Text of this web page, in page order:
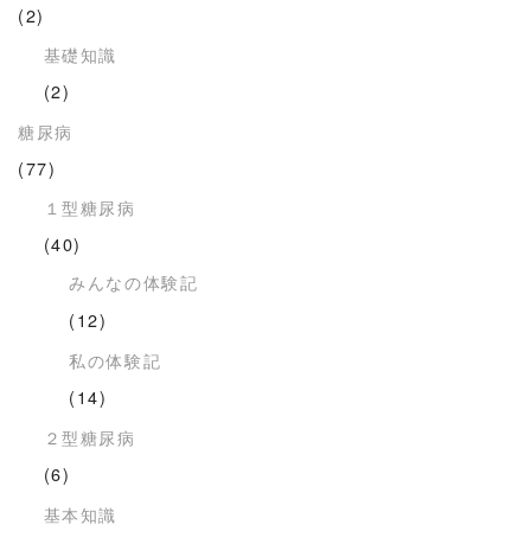
(2)
基礎知識
(2)
糖尿病
(77)
１型糖尿病
(40)
みんなの体験記
(12)
私の体験記
(14)
２型糖尿病
(6)
基本知識